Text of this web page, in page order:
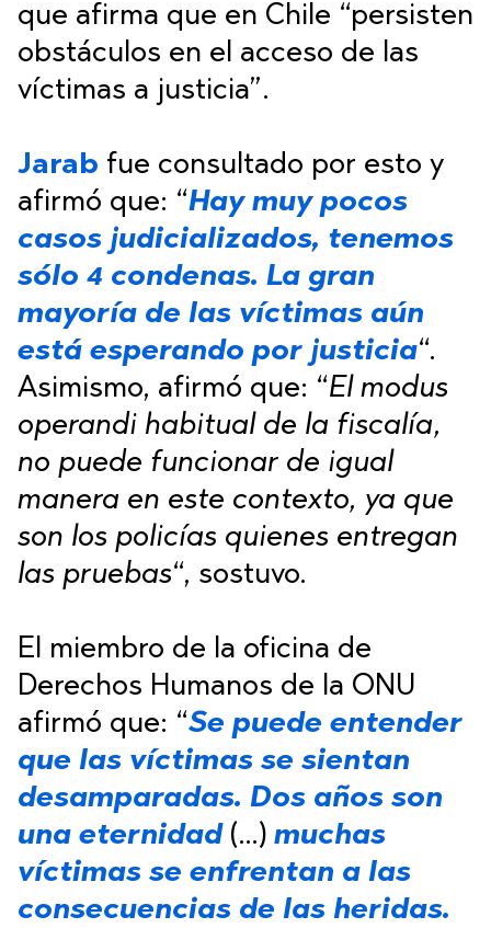
que afirma que en Chile “persisten
obstáculos en el acceso de las
víctimas a justicia”.
Jarab fue consultado por esto y
afirmó que: “Hay muy pocos
casos judicializados, tenemos
sólo 4 condenas. La gran
mayoría de las víctimas aún
está esperando por justicia“.
Asimismo, afirmó que: “El modus
operandi habitual de la fiscalía,
no puede funcionar de igual
manera en este contexto, ya que
son los policías quienes entregan
las pruebas“, sostuvo.
El miembro de la oficina de
Derechos Humanos de la ONU
afirmó que: “Se puede entender
que las víctimas se sientan
desamparadas. Dos años son
una eternidad (…) muchas
víctimas se enfrentan a las
consecuencias de las heridas.